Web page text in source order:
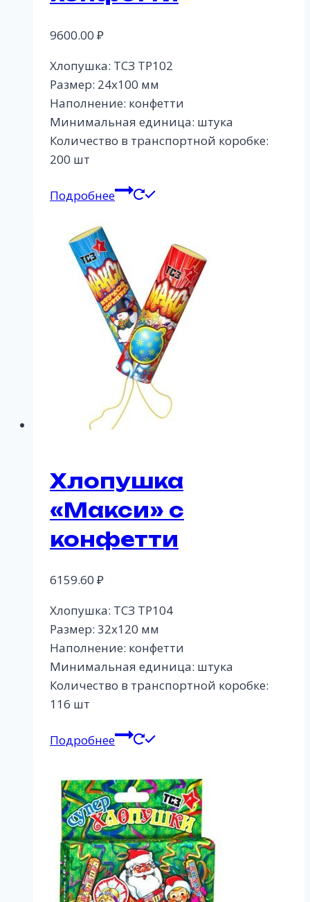
9600.00 ₽
Хлопушка: ТСЗ ТР102
Размер: 24х100 мм
Наполнение: конфетти
Минимальная единица: штука
Количество в транспортной коробке:
200 шт
Подробнее
Хлопушка
«Макси» с
конфетти
6159.60 ₽
Хлопушка: ТСЗ ТР104
Размер: 32х120 мм
Наполнение: конфетти
Минимальная единица: штука
Количество в транспортной коробке:
116 шт
Подробнее